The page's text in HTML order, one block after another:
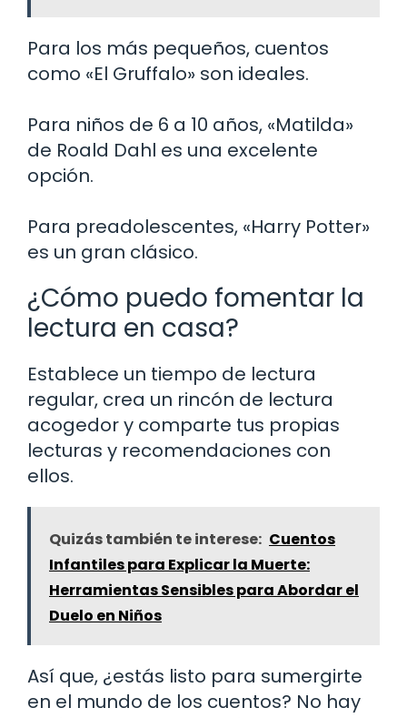
Para los más pequeños, cuentos
como «El Gruffalo» son ideales.
Para niños de 6 a 10 años, «Matilda»
de Roald Dahl es una excelente
opción.
Para preadolescentes, «Harry Potter»
es un gran clásico.
¿Cómo puedo fomentar la
lectura en casa?
Establece un tiempo de lectura
regular, crea un rincón de lectura
acogedor y comparte tus propias
lecturas y recomendaciones con
ellos.
Quizás también te interese: Cuentos
Infantiles para Explicar la Muerte:
Herramientas Sensibles para Abordar el
Duelo en Niños
Así que, ¿estás listo para sumergirte
en el mundo de los cuentos? No hay